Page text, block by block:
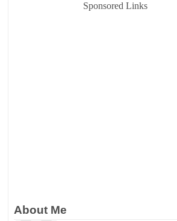
Sponsored Links
About Me